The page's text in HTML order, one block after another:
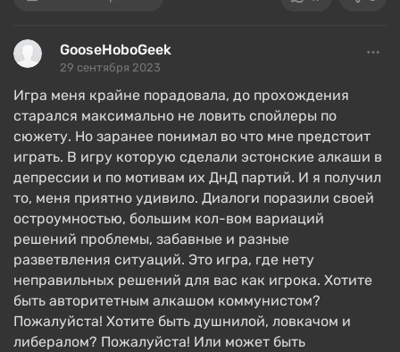
помощью можно подогнать статы под текущие
нужды и просто стильно выглядеть.
От начала и до конца прохождения нужно
постояннопринимать решения, что окажет
влияние как на дальнейшее развитие событий, так
и на концовку. Всего их 15, но только 1 финал
красивый и правильный, все остальные
преждевременные. Как именно выполнять
задания, игрок решает сам — убалтывать в
диалогах, лезть в драку или по-тихому собирать
улики.
Развитие героя
GooseHoboGeek
29 сентября 2023
Игра меня крайне порадовала, до прохождения
старался максимально не ловить спойлеры по
сюжету. Но заранее понимал во что мне предстоит
играть. В игру которую сделали эстонские алкаши в
депрессии и по мотивам их ДнД партий. И я получил
то, меня приятно удивило. Диалоги поразили своей
остроумностью, большим кол-вом вариаций
решений проблемы, забавные и разные
разветвления ситуаций. Это игра, где нету
неправильных решений для вас как игрока. Хотите
быть авторитетным алкашом коммунистом?
Пожалуйста! Хотите быть душнилой, ловкачом и
либералом? Пожалуйста! Или может быть